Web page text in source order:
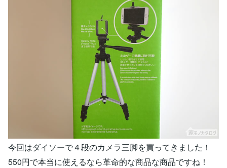
今回はダイソーで４段のカメラ三脚を買ってきました！
550円で本当に使えるなら革命的な商品な商品ですね！